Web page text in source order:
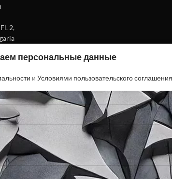
2,
персональные данные
и Условиями пользовательского соглашения